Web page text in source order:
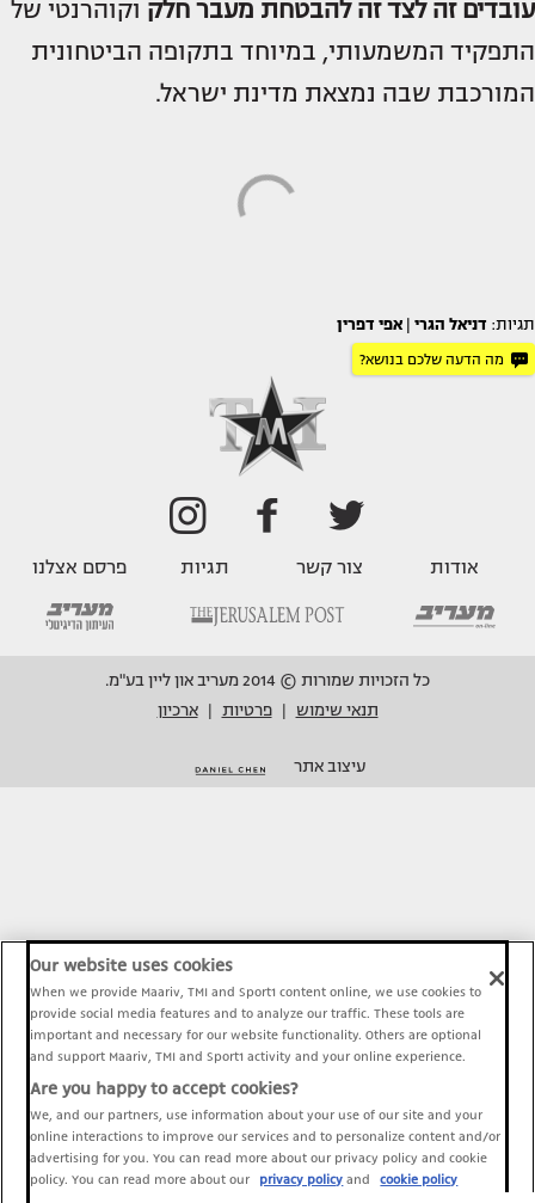
עובדים זה לצד זה להבטחת מעבר חלק וקוהרנטי של
התפקיד המשמעותי, במיוחד בתקופה הביטחונית
המורכבת שבה נמצאת מדינת ישראל.
תגיות: דניאל הגרי אפי דפרין
מה הדעה שלכם בנושא?
אודות צור קשר תגיות פרסם אצלנו
כל הזכויות שמורות © 2014 מעריב און ליין בע"מ.
תנאי שימוש
פרטיות ארכיון
עיצוב אתר
Our website uses cookies
When we provide Maariv, TMI and Sport1 content online, we use cookies to
provide social media features and to analyze our traffic. These tools are
important and necessary for our website functionality. Others are optional
and support Maariv, TMI and Sport1 activity and your online experience.
Are you happy to accept cookies?
We, and our partners, use information about your use of our site and your
online interactions to improve our services and to personalize content and/or
advertising for you. You can read more about our privacy policy and cookie
policy. You can read more about our
privacy policy and cookie policy